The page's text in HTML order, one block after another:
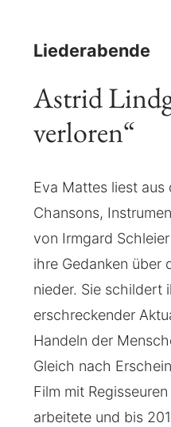
Liederabende
Astrid
verloren“
Eva Mattes liest aus
Chansons,
von Irmgard
ihre Gedanken über
nieder. Sie schildert
erschreckender
Handeln der
Gleich nach
Film mit
arbeitete und bis